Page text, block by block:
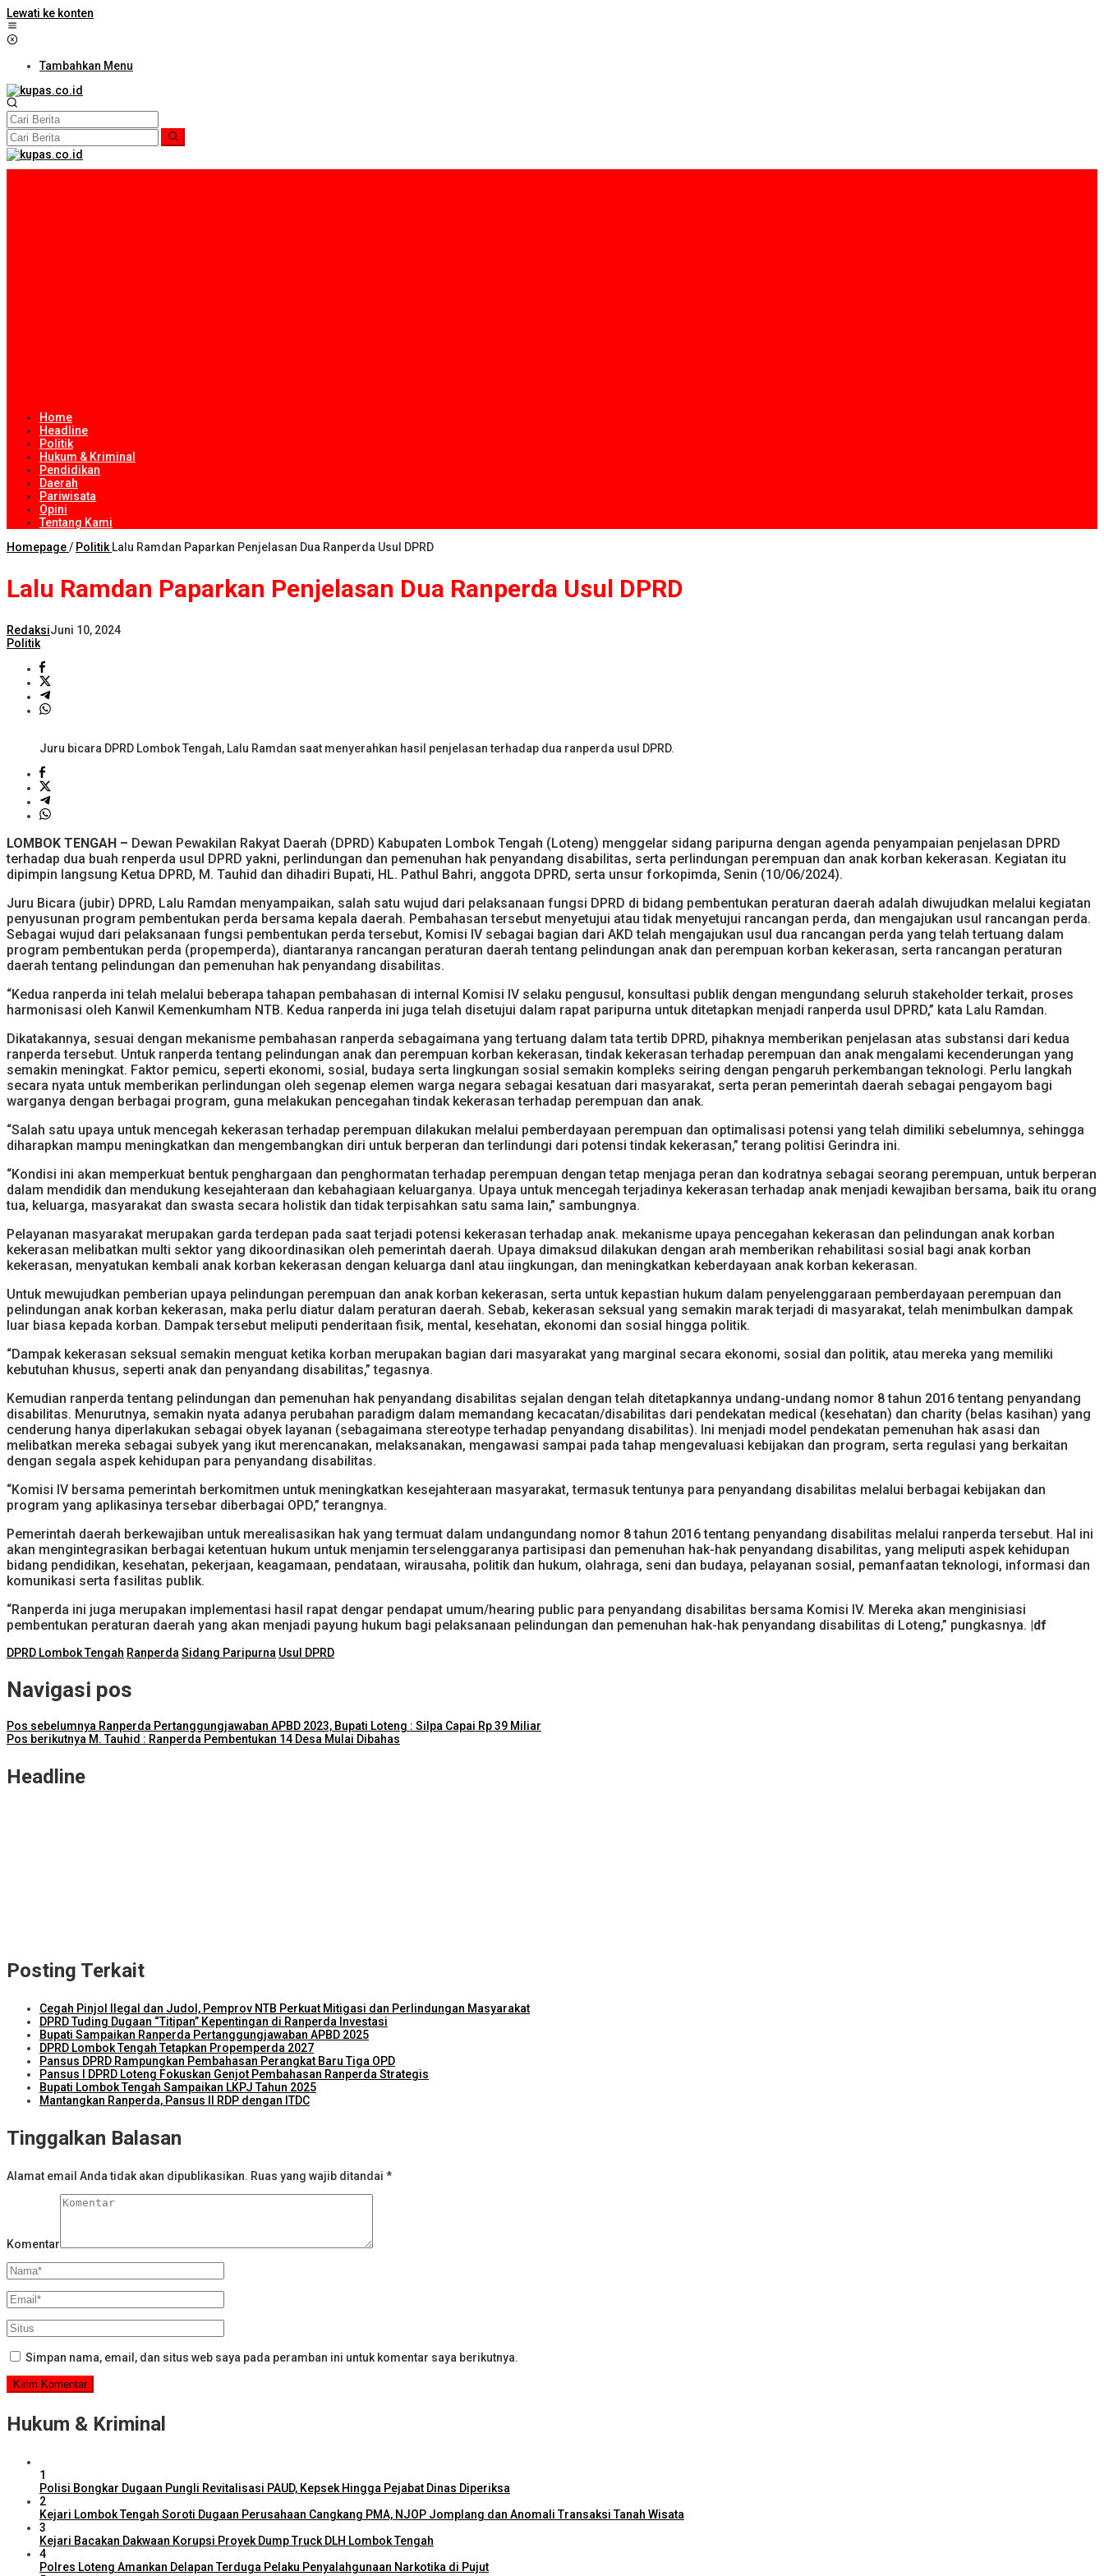
Lewati ke konten
Tambahkan Menu
Home
Headline
Politik
Hukum & Kriminal
Pendidikan
Daerah
Pariwisata
Opini
Tentang Kami
Homepage/ Politik Lalu Ramdan Paparkan Penjelasan Dua Ranperda Usul DPRD
Lalu Ramdan Paparkan Penjelasan Dua Ranperda Usul DPRD
RedaksiJuni 10, 2024
Politik
Juru bicara DPRD Lombok Tengah, Lalu Ramdan saat menyerahkan hasil penjelasan terhadap dua ranperda usul DPRD.
LOMBOK TENGAH – Dewan Pewakilan Rakyat Daerah (DPRD) Kabupaten Lombok Tengah (Loteng) menggelar sidang paripurna dengan agenda penyampaian penjelasan DPRD
terhadap dua buah renperda usul DPRD yakni, perlindungan dan pemenuhan hak penyandang disabilitas, serta perlindungan perempuan dan anak korban kekerasan. Kegiatan itu
dipimpin langsung Ketua DPRD, M. Tauhid dan dihadiri Bupati, HL. Pathul Bahri, anggota DPRD, serta unsur forkopimda, Senin (10/06/2024).
Juru Bicara (jubir) DPRD, Lalu Ramdan menyampaikan, salah satu wujud dari pelaksanaan fungsi DPRD di bidang pembentukan peraturan daerah adalah diwujudkan melalui kegiatan
penyusunan program pembentukan perda bersama kepala daerah. Pembahasan tersebut menyetujui atau tidak menyetujui rancangan perda, dan mengajukan usul rancangan perda.
Sebagai wujud dari pelaksanaan fungsi pembentukan perda tersebut, Komisi IV sebagai bagian dari AKD telah mengajukan usul dua rancangan perda yang telah tertuang dalam
program pembentukan perda (propemperda), diantaranya rancangan peraturan daerah tentang pelindungan anak dan perempuan korban kekerasan, serta rancangan peraturan
daerah tentang pelindungan dan pemenuhan hak penyandang disabilitas.
“Kedua ranperda ini telah melalui beberapa tahapan pembahasan di internal Komisi IV selaku pengusul, konsultasi publik dengan mengundang seluruh stakeholder terkait, proses
harmonisasi oleh Kanwil Kemenkumham NTB. Kedua ranperda ini juga telah disetujui dalam rapat paripurna untuk ditetapkan menjadi ranperda usul DPRD,” kata Lalu Ramdan.
Dikatakannya, sesuai dengan mekanisme pembahasan ranperda sebagaimana yang tertuang dalam tata tertib DPRD, pihaknya memberikan penjelasan atas substansi dari kedua
ranperda tersebut. Untuk ranperda tentang pelindungan anak dan perempuan korban kekerasan, tindak kekerasan terhadap perempuan dan anak mengalami kecenderungan yang
semakin meningkat. Faktor pemicu, seperti ekonomi, sosial, budaya serta lingkungan sosial semakin kompleks seiring dengan pengaruh perkembangan teknologi. Perlu langkah
secara nyata untuk memberikan perlindungan oleh segenap elemen warga negara sebagai kesatuan dari masyarakat, serta peran pemerintah daerah sebagai pengayom bagi
warganya dengan berbagai program, guna melakukan pencegahan tindak kekerasan terhadap perempuan dan anak.
“Salah satu upaya untuk mencegah kekerasan terhadap perempuan dilakukan melalui pemberdayaan perempuan dan optimalisasi potensi yang telah dimiliki sebelumnya, sehingga
diharapkan mampu meningkatkan dan mengembangkan diri untuk berperan dan terlindungi dari potensi tindak kekerasan,” terang politisi Gerindra ini.
“Kondisi ini akan memperkuat bentuk penghargaan dan penghormatan terhadap perempuan dengan tetap menjaga peran dan kodratnya sebagai seorang perempuan, untuk berperan
dalam mendidik dan mendukung kesejahteraan dan kebahagiaan keluarganya. Upaya untuk mencegah terjadinya kekerasan terhadap anak menjadi kewajiban bersama, baik itu orang
tua, keluarga, masyarakat dan swasta secara holistik dan tidak terpisahkan satu sama lain,” sambungnya.
Pelayanan masyarakat merupakan garda terdepan pada saat terjadi potensi kekerasan terhadap anak. mekanisme upaya pencegahan kekerasan dan pelindungan anak korban
kekerasan melibatkan multi sektor yang dikoordinasikan oleh pemerintah daerah. Upaya dimaksud dilakukan dengan arah memberikan rehabilitasi sosial bagi anak korban
kekerasan, menyatukan kembali anak korban kekerasan dengan keluarga danl atau iingkungan, dan meningkatkan keberdayaan anak korban kekerasan.
Untuk mewujudkan pemberian upaya pelindungan perempuan dan anak korban kekerasan, serta untuk kepastian hukum dalam penyelenggaraan pemberdayaan perempuan dan
pelindungan anak korban kekerasan, maka perlu diatur dalam peraturan daerah. Sebab, kekerasan seksual yang semakin marak terjadi di masyarakat, telah menimbulkan dampak
luar biasa kepada korban. Dampak tersebut meliputi penderitaan fisik, mental, kesehatan, ekonomi dan sosial hingga politik.
“Dampak kekerasan seksual semakin menguat ketika korban merupakan bagian dari masyarakat yang marginal secara ekonomi, sosial dan politik, atau mereka yang memiliki
kebutuhan khusus, seperti anak dan penyandang disabilitas,” tegasnya.
Kemudian ranperda tentang pelindungan dan pemenuhan hak penyandang disabilitas sejalan dengan telah ditetapkannya undang-undang nomor 8 tahun 2016 tentang penyandang
disabilitas. Menurutnya, semakin nyata adanya perubahan paradigm dalam memandang kecacatan/disabilitas dari pendekatan medical (kesehatan) dan charity (belas kasihan) yang
cenderung hanya diperlakukan sebagai obyek layanan (sebagaimana stereotype terhadap penyandang disabilitas). Ini menjadi model pendekatan pemenuhan hak asasi dan
melibatkan mereka sebagai subyek yang ikut merencanakan, melaksanakan, mengawasi sampai pada tahap mengevaluasi kebijakan dan program, serta regulasi yang berkaitan
dengan segala aspek kehidupan para penyandang disabilitas.
“Komisi IV bersama pemerintah berkomitmen untuk meningkatkan kesejahteraan masyarakat, termasuk tentunya para penyandang disabilitas melalui berbagai kebijakan dan
program yang aplikasinya tersebar diberbagai OPD,” terangnya.
Pemerintah daerah berkewajiban untuk merealisasikan hak yang termuat dalam undangundang nomor 8 tahun 2016 tentang penyandang disabilitas melalui ranperda tersebut. Hal ini
akan mengintegrasikan berbagai ketentuan hukum untuk menjamin terselenggaranya partisipasi dan pemenuhan hak-hak penyandang disabilitas, yang meliputi aspek kehidupan
bidang pendidikan, kesehatan, pekerjaan, keagamaan, pendataan, wirausaha, politik dan hukum, olahraga, seni dan budaya, pelayanan sosial, pemanfaatan teknologi, informasi dan
komunikasi serta fasilitas publik.
“Ranperda ini juga merupakan implementasi hasil rapat dengar pendapat umum/hearing public para penyandang disabilitas bersama Komisi IV. Mereka akan menginisiasi
pembentukan peraturan daerah yang akan menjadi payung hukum bagi pelaksanaan pelindungan dan pemenuhan hak-hak penyandang disabilitas di Loteng,” pungkasnya. |df
DPRD Lombok Tengah Ranperda Sidang Paripurna Usul DPRD
Navigasi pos
Pos sebelumnya Ranperda Pertanggungjawaban APBD 2023, Bupati Loteng : Silpa Capai Rp 39 Miliar
Pos berikutnya M. Tauhid : Ranperda Pembentukan 14 Desa Mulai Dibahas
Headline
Posting Terkait
Cegah Pinjol Ilegal dan Judol, Pemprov NTB Perkuat Mitigasi dan Perlindungan Masyarakat
DPRD Tuding Dugaan “Titipan” Kepentingan di Ranperda Investasi
Bupati Sampaikan Ranperda Pertanggungjawaban APBD 2025
DPRD Lombok Tengah Tetapkan Propemperda 2027
Pansus DPRD Rampungkan Pembahasan Perangkat Baru Tiga OPD
Pansus I DPRD Loteng Fokuskan Genjot Pembahasan Ranperda Strategis
Bupati Lombok Tengah Sampaikan LKPJ Tahun 2025
Mantangkan Ranperda, Pansus II RDP dengan ITDC
Tinggalkan Balasan
Alamat email Anda tidak akan dipublikasikan. Ruas yang wajib ditandai *
Komentar
Simpan nama, email, dan situs web saya pada peramban ini untuk komentar saya berikutnya.
Hukum & Kriminal
1
Polisi Bongkar Dugaan Pungli Revitalisasi PAUD, Kepsek Hingga Pejabat Dinas Diperiksa
2
Kejari Lombok Tengah Soroti Dugaan Perusahaan Cangkang PMA, NJOP Jomplang dan Anomali Transaksi Tanah Wisata
3
Kejari Bacakan Dakwaan Korupsi Proyek Dump Truck DLH Lombok Tengah
4
Polres Loteng Amankan Delapan Terduga Pelaku Penyalahgunaan Narkotika di Pujut